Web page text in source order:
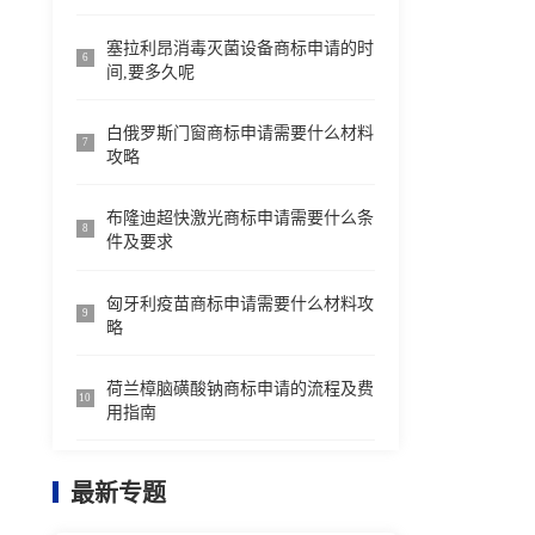
6
塞拉利昂消毒灭菌设备商标申请的时
间,要多久呢
7
白俄罗斯门窗商标申请需要什么材料
攻略
8
布隆迪超快激光商标申请需要什么条
件及要求
9
匈牙利疫苗商标申请需要什么材料攻
略
10
荷兰樟脑磺酸钠商标申请的流程及费
用指南
最新专题